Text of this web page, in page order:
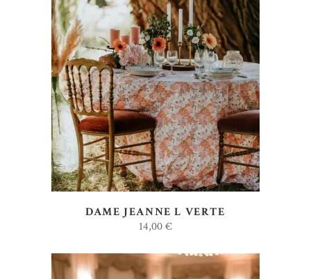
AJOUTER AU DEVIS
DAME JEANNE L VERTE
14,00€